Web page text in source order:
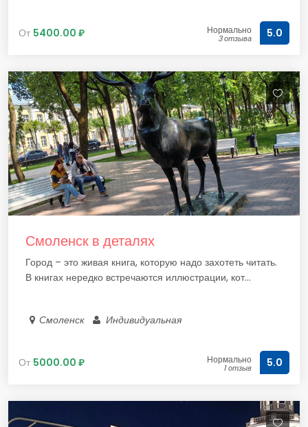
От 5400.00 ₽ Нормально
3 отзыва 5.0
Смоленск в деталях
Город – это живая книга, которую надо захотеть читать.
В книгах нередко встречаются иллюстрации, кот...
Смоленск Индивидуальная
От 5000.00 ₽ Нормально
1 отзыв 5.0